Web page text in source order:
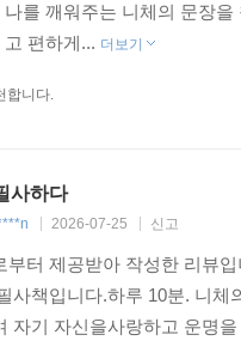
나를 깨워주는 니체의 문장
고 편하게... 더보기
합니다.
사하다
2026-07-25 신고
부터 제공받아 작성한 리뷰
사책입니다.하루 10분. 니
자기 자신을사랑하고 운명